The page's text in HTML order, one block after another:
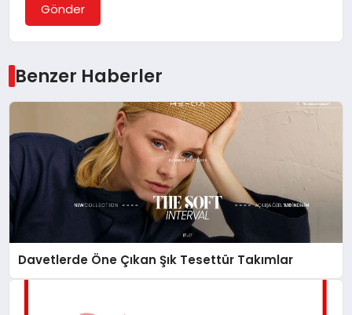
Gönder
Benzer Haberler
Davetlerde Öne Çıkan Şık Tesettür Takımlar